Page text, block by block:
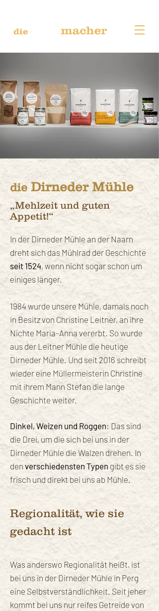
die Dirneder Mühle
„Mehlzeit und guten
Appetit!“
In der Dirneder Mühle an der Naarn
dreht sich das Mühlrad der Geschichte
seit 1524, wenn nicht sogar schon um
einiges länger.
1984 wurde unsere Mühle, damals noch
in Besitz von Christine Leitner, an ihre
Nichte Maria-Anna vererbt. So wurde
aus der Leitner Mühle die heutige
Dirneder Mühle. Und seit 2016 schreibt
wieder eine Müllermeisterin Christine
mit ihrem Mann Stefan die lange
Geschichte weiter.
Dinkel, Weizen und Roggen: Das sind
die Drei, um die sich bei uns in der
Dirneder Mühle die Walzen drehen. In
den verschiedensten Typen gibt es sie
frisch und direkt bei uns ab Mühle.
Regionalität, wie sie
gedacht ist
Was anderswo Regionalität heißt, ist
bei uns in der Dirneder Mühle in Perg
eine Selbstverständlichkeit. Seit jeher
kommt bei uns nur reifes Getreide von